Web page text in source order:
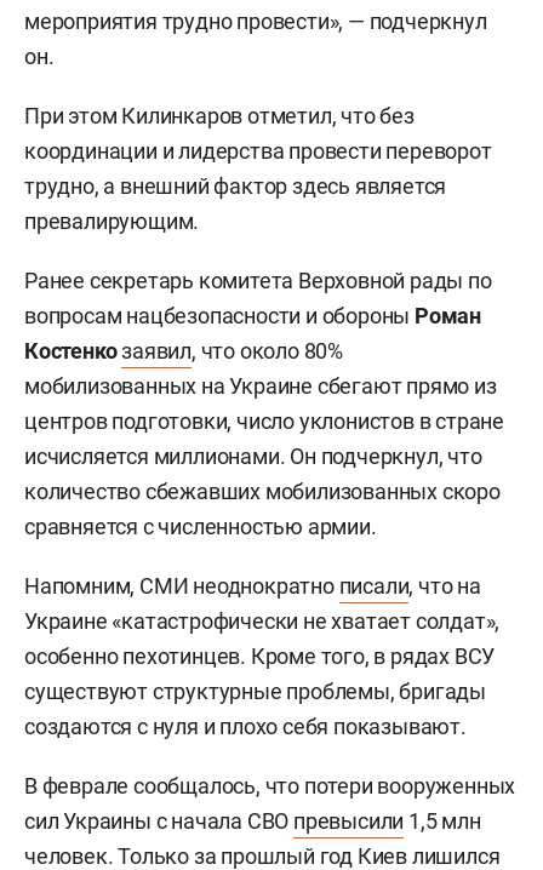
мероприятия трудно провести», — подчеркнул
он.
При этом Килинкаров отметил, что без
координации и лидерства провести переворот
трудно, а внешний фактор здесь является
превалирующим.
Ранее секретарь комитета Верховной рады по
вопросам нацбезопасности и обороны Роман
Костенкозаявил, что около 80%
мобилизованных на Украине сбегают прямо из
центров подготовки, число уклонистов в стране
исчисляется миллионами. Он подчеркнул, что
количество сбежавших мобилизованных скоро
сравняется с численностью армии.
Напомним, СМИ неоднократно писали, что на
Украине «катастрофически не хватает солдат»,
особенно пехотинцев. Кроме того, в рядах ВСУ
существуют структурные проблемы, бригады
создаются с нуля и плохо себя показывают.
В феврале сообщалось, что потери вооруженных
сил Украины с начала СВО превысили 1,5 млн
человек. Только за прошлый год Киев лишился